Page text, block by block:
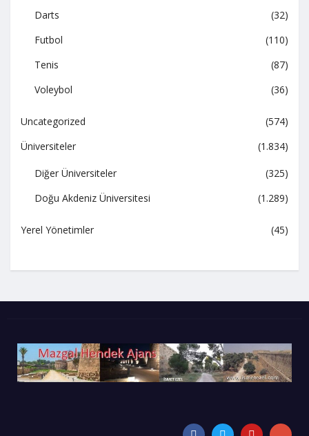
Darts
(32)
Futbol
(110)
Tenis
(87)
Voleybol
(36)
Uncategorized
(574)
Üniversiteler
(1.834)
Diğer Üniversiteler
(325)
Doğu Akdeniz Üniversitesi
(1.289)
Yerel Yönetimler (45)